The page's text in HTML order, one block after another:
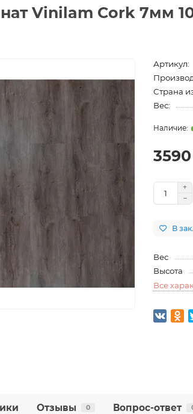
Vinilam Cork 7мм
Артикул:
Страна
Вес:
В
Вес
Высота
Все
Отзывы 0 Вопрос-ответ